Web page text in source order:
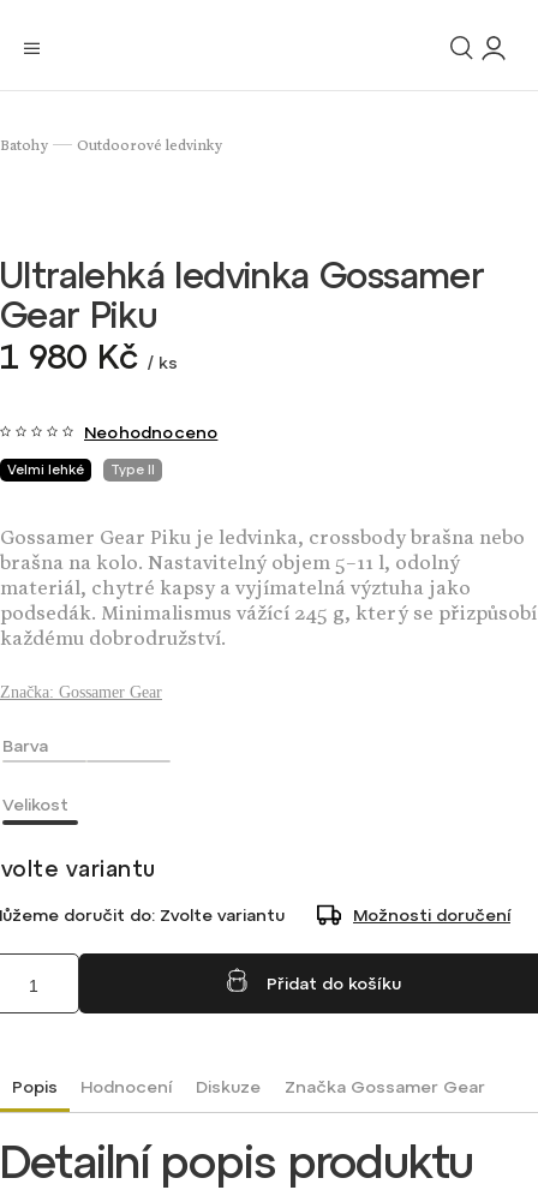
Batohy / Outdoorové ledvinky
Ultralehká ledvinka Gossamer
Gear Piku
1 980 Kč / ks
Velmi lehké Type II
Neohodnoceno
Gossamer Gear Piku je ledvinka, crossbody brašna nebo
brašna na kolo. Nastavitelný objem 5–11 l, odolný
materiál, chytré kapsy a vyjímatelná výztuha jako
podsedák. Minimalismus vážící 245 g, který se přizpůsobí
každému dobrodružství.
Značka: Gossamer Gear
Barva
Velikost
variantu
doručit do: Zvolte variantu Možnosti doručení
Přidat do košíku
Popis Hodnocení Diskuze ZnačkaGossamer Gear
Detailní popis produktu